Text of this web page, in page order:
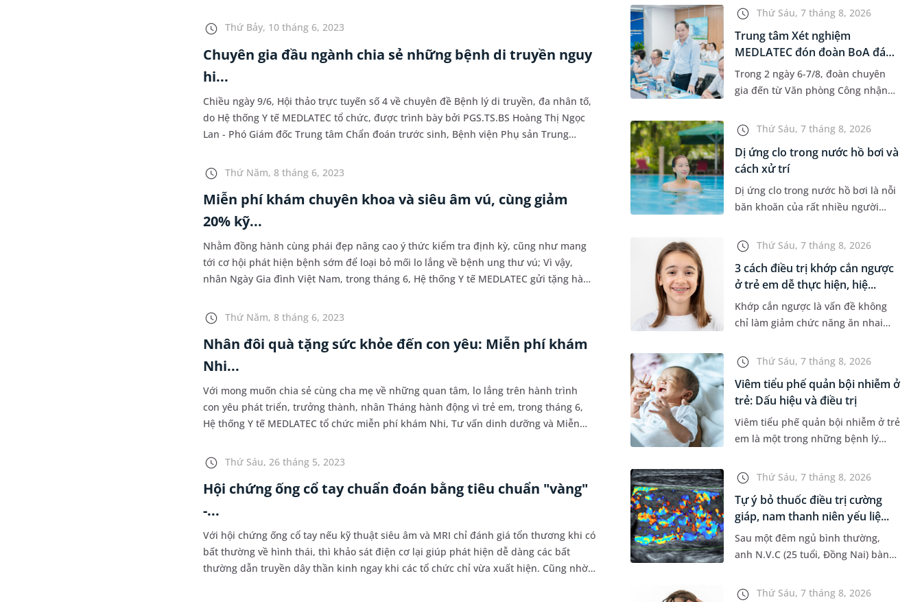
Thứ Bảy, 10 tháng 6, 2023
Chuyên gia đầu ngành chia sẻ những bệnh di truyền nguy
hi...
Chiều ngày 9/6, Hội thảo trực tuyến số 4 về chuyên đề Bệnh lý di truyền, đa nhân tố,
do Hệ thống Y tế MEDLATEC tổ chức, được trình bày bởi PGS.TS.BS Hoàng Thị Ngọc
Lan - Phó Giám đốc Trung tâm Chẩn đoán trước sinh, Bệnh viện Phụ sản Trung
học Y Hà Nội, chuyên gia Di truyền Hệ thống Y tế MEDLATEC tới hàng trăm bác sĩ và
người dân trên toàn quốc tham gia trực tuyến.
Thứ Năm, 8 tháng 6, 2023
Miễn phí khám chuyên khoa và siêu âm vú, cùng giảm
20% kỹ...
Nhằm đồng hành cùng phái đẹp nâng cao ý thức kiểm tra định kỳ, cũng như mang
tới cơ hội phát hiện bệnh sớm để loại bỏ mối lo lắng về bệnh ung thư vú; Vì vậy,
nhân Ngày Gia đình Việt Nam, trong tháng 6, Hệ thống Y tế MEDLATEC gửi tặng hàng
sinh thiết vú chân không.
Thứ Năm, 8 tháng 6, 2023
Nhân đôi quà tặng sức khỏe đến con yêu: Miễn phí khám
Nhi...
Với mong muốn chia sẻ cùng cha mẹ về những quan tâm, lo lắng trên hành trình
con yêu phát triển, trưởng thành, nhân Tháng hành động vì trẻ em, trong tháng 6,
Hệ thống Y tế MEDLATEC tổ chức miễn phí khám Nhi, Tư vấn dinh dưỡng và Miễn
dịch vụ lấy mẫu xét nghiệm tận nơi.
Thứ Sáu, 26 tháng 5, 2023
Hội chứng ống cổ tay chuẩn đoán bằng tiêu chuẩn "vàng"
-...
Với hội chứng ống cổ tay nếu kỹ thuật siêu âm và MRI chỉ đánh giá tổn thương khi có
bất thường về hình thái, thì khảo sát điện cơ lại giúp phát hiện dễ dàng các bất
thường dẫn truyền dây thần kinh ngay khi các tổ chức chỉ vừa xuất hiện. Cũng nhờ
mắc bệnh, nhiều người thường
băn khoăn u nang tuyến v...
Thứ Sáu, 7 tháng 8, 2026
Trung tâm Xét nghiệm
MEDLATEC đón đoàn BoA đánh
giá giám...
Trong 2 ngày 6-7/8, đoàn chuyên
gia đến từ Văn phòng Công nhận
nhận và đánh giá cao nỗ lực duy trì
hệ thống quản lý chất lượ...
Thứ Sáu, 7 tháng 8, 2026
Dị ứng clo trong nước hồ bơi và
cách xử trí
Dị ứng clo trong nước hồ bơi là nỗi
băn khoăn của rất nhiều người
trường hợp thường xuyên bơi ở
những hồ bơi nhân tạo. Bài v...
Thứ Sáu, 7 tháng 8, 2026
3 cách điều trị khớp cắn ngược
ở trẻ em dễ thực hiện, hiệ...
Khớp cắn ngược là vấn đề không
chỉ làm giảm chức năng ăn nhai
đối của khuôn mặt. Do đó, cần khắc
phục sớm tình trạng này để...
Thứ Sáu, 7 tháng 8, 2026
Viêm tiểu phế quản bội nhiễm ở
trẻ: Dấu hiệu và điều trị
Viêm tiểu phế quản bội nhiễm ở trẻ
em là một trong những bệnh lý
bùng phát vào thời điểm giao mùa.
Khi những tổn thương ban đầ...
Thứ Sáu, 7 tháng 8, 2026
Tự ý bỏ thuốc điều trị cường
giáp, nam thanh niên yếu liệ...
Sau một đêm ngủ bình thường,
anh N.V.C (25 tuổi, Đồng Nai) bàng
không thể vận động đi lại được. Kết
Thứ Sáu, 7 tháng 8, 2026